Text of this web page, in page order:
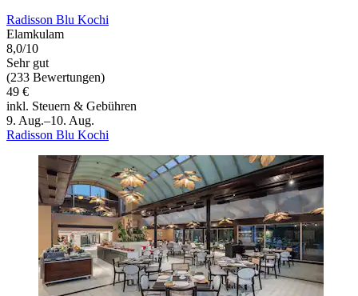
Radisson Blu Kochi
Elamkulam
8,0/10
Sehr gut
(233 Bewertungen)
49 €
inkl. Steuern & Gebühren
9. Aug.–10. Aug.
Radisson Blu Kochi